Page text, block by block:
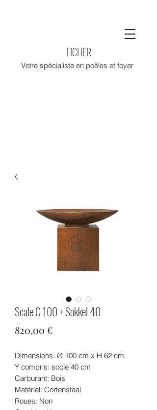
FICHER
Votre spécialiste en poêles et foyer
Scale C 100 + Sokkel 40
820,00 €
Dimensions: Ø 100 cm x H 62 cm
Y compris: socle 40 cm
Carburant: Bois
Matériel: Cortenstaal
Roues: Non